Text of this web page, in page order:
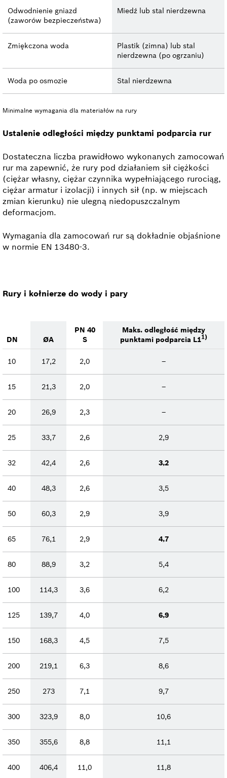
Odwodnienie gniazd
(zaworów bezpieczeństwa)
Miedź lub stal nierdzewna
Zmiękczona woda
Plastik (zimna) lub stal
nierdzewna (po ogrzaniu)
Woda po osmozie Stal nierdzewna
Minimalne wymagania dla materiałów na rury
Ustalenie odległości między punktami podparcia rur
Dostateczna liczba prawidłowo wykonanych zamocowań
rur ma zapewnić, że rury pod działaniem sił ciężkości
(ciężar własny, ciężar czynnika wypełniającego rurociąg,
ciężar armatur i izolacji) i innych sił (np. w miejscach
zmian kierunku) nie ulegną niedopuszczalnym
deformacjom.
Wymagania dla zamocowań rur są dokładnie objaśnione
w normie EN 13480-3.
Rury i kołnierze do wody i pary
DN ØA
PN 40
S
Maks. odległość między
punktami podparcia L11)
10 17,2 2,0 –
15 21,3 2,0 –
20 26,9 2,3 –
25 33,7 2,6 2,9
32 42,4 2,6 3,2
40 48,3 2,6 3,5
50 60,3 2,9 3,9
65 76,1 2,9 4,7
80 88,9 3,2 5,4
100 114,3 3,6 6,2
125 139,7 4,0 6,9
150 168,3 4,5 7,5
200 219,1 6,3 8,6
250 273 7,1 9,7
300 323,9 8,0 10,6
350 355,6 8,8 11,1
400 406,4 11,0 11,8